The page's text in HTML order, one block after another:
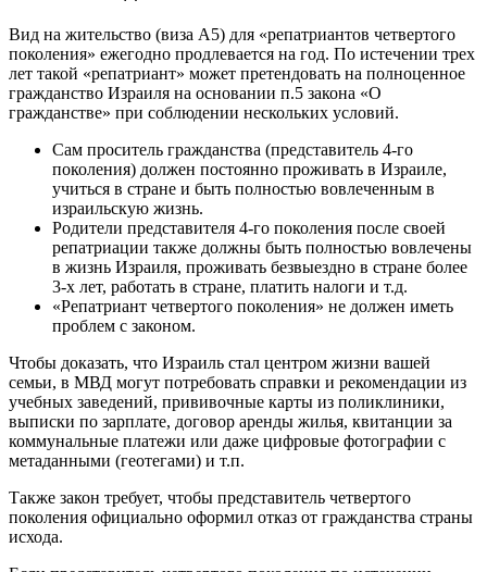
Вид на жительство (виза A5) для «репатриантов четвертого
поколения» ежегодно продлевается на год. По истечении трех
лет такой «репатриант» может претендовать на полноценное
гражданство Израиля на основании п.5 закона «О
гражданстве» при соблюдении нескольких условий.
Сам проситель гражданства (представитель 4-го
поколения) должен постоянно проживать в Израиле,
учиться в стране и быть полностью вовлеченным в
израильскую жизнь.
Родители представителя 4-го поколения после своей
репатриации также должны быть полностью вовлечены
в жизнь Израиля, проживать безвыездно в стране более
3-х лет, работать в стране, платить налоги и т.д.
«Репатриант четвертого поколения» не должен иметь
проблем с законом.
Чтобы доказать, что Израиль стал центром жизни вашей
семьи, в МВД могут потребовать справки и рекомендации из
учебных заведений, прививочные карты из поликлиники,
выписки по зарплате, договор аренды жилья, квитанции за
коммунальные платежи или даже цифровые фотографии с
метаданными (геотегами) и т.п.
Также закон требует, чтобы представитель четвертого
поколения официально оформил отказ от гражданства страны
исхода.